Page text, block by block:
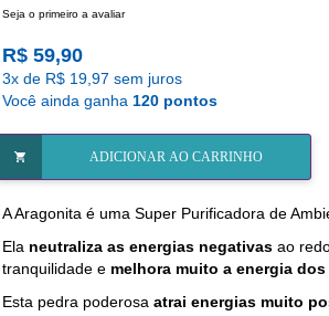
Seja o primeiro a avaliar
R$ 59,90
3x de R$ 19,97 sem juros
Você ainda ganha 120 pontos
ADICIONAR AO CARRINHO
A Aragonita é uma Super Purificadora de
Ela neutraliza as energias negativas ao
tranquilidade e melhora muito a energia
Esta pedra poderosa atrai energias muito